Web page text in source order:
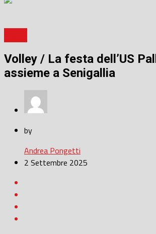
Volley / La festa dell’US
assieme a Senigallia
by
Andrea Pongetti
2 Settembre 2025